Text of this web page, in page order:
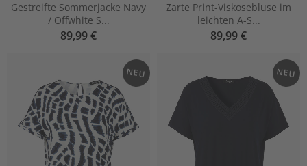
Gestreifte Sommerjacke Navy
/ Offwhite S...
89,99 €
Zarte Print-Viskosebluse im
leichten A-S...
89,99 €
NEU NEU